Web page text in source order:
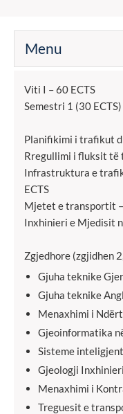
Menu
Viti I – 60 ECTS
Semestri 1 (30 ECTS)
Planifikimi i trafikut
Rregullimi i fluksit të
Infrastruktura e
ECTS
Mjetet e transportit –
Inxhinieri e Mjedisit
Zgjedhore (zgjidhen
Gjuha teknike
Gjuha teknike
Menaxhimi i
Gjeoinformatika
Sisteme
Gjeologji
Menaxhimi i
Treguesit e